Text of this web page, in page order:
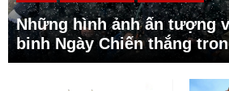
Những hình ảnh ấn tượng
binh Ngày Chiến thắng